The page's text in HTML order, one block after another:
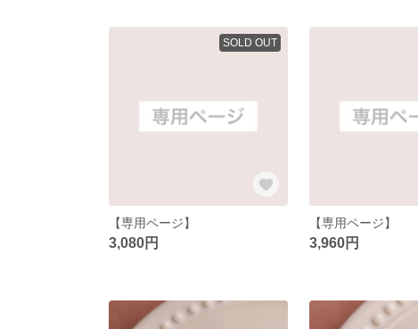
SOLD OUT
【専用ページ】
3,080円
【専用ページ】
3,960円